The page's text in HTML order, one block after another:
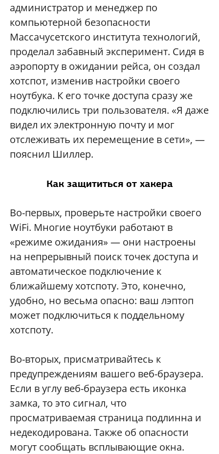
администратор и менеджер по
компьютерной безопасности
Массачусетского института технологий,
проделал забавный эксперимент. Сидя в
аэропорту в ожидании рейса, он создал
хотспот, изменив настройки своего
ноутбука. К его точке доступа сразу же
подключились три пользователя. «Я даже
видел их электронную почту и мог
отслеживать их перемещение в сети», —
пояснил Шиллер.
Как защититься от хакера
Во-первых, проверьте настройки своего
WiFi. Многие ноутбуки работают в
«режиме ожидания» — они настроены
на непрерывный поиск точек доступа и
автоматическое подключение к
ближайшему хотспоту. Это, конечно,
удобно, но весьма опасно: ваш лэптоп
может подключиться к поддельному
хотспоту.
Во-вторых, присматривайтесь к
предупреждениям вашего веб-браузера.
Если в углу веб-браузера есть иконка
замка, то это сигнал, что
просматриваемая страница подлинна и
недекодирована. Также об опасности
могут сообщать всплывающие окна.